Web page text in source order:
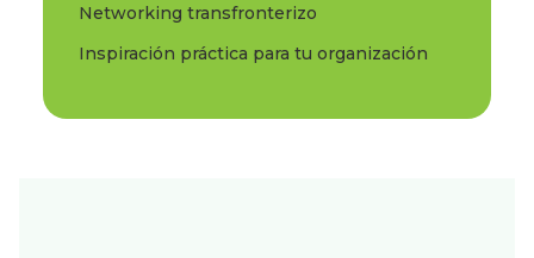
Networking transfronterizo
Inspiración práctica para tu organización